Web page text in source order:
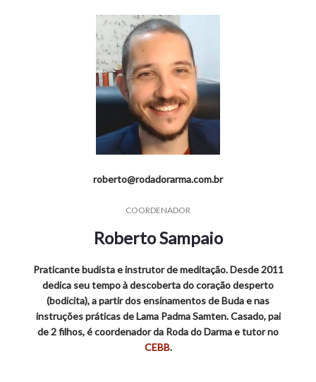
roberto@rodadorarma.com.br
COORDENADOR
Roberto Sampaio
Praticante budista e instrutor de meditação. Desde 2011
dedica seu tempo à descoberta do coração desperto
(bodicita), a partir dos ensinamentos de Buda e nas
instruções práticas de Lama Padma Samten. Casado, pai
de 2 filhos, é coordenador da Roda do Darma e tutor no
CEBB.